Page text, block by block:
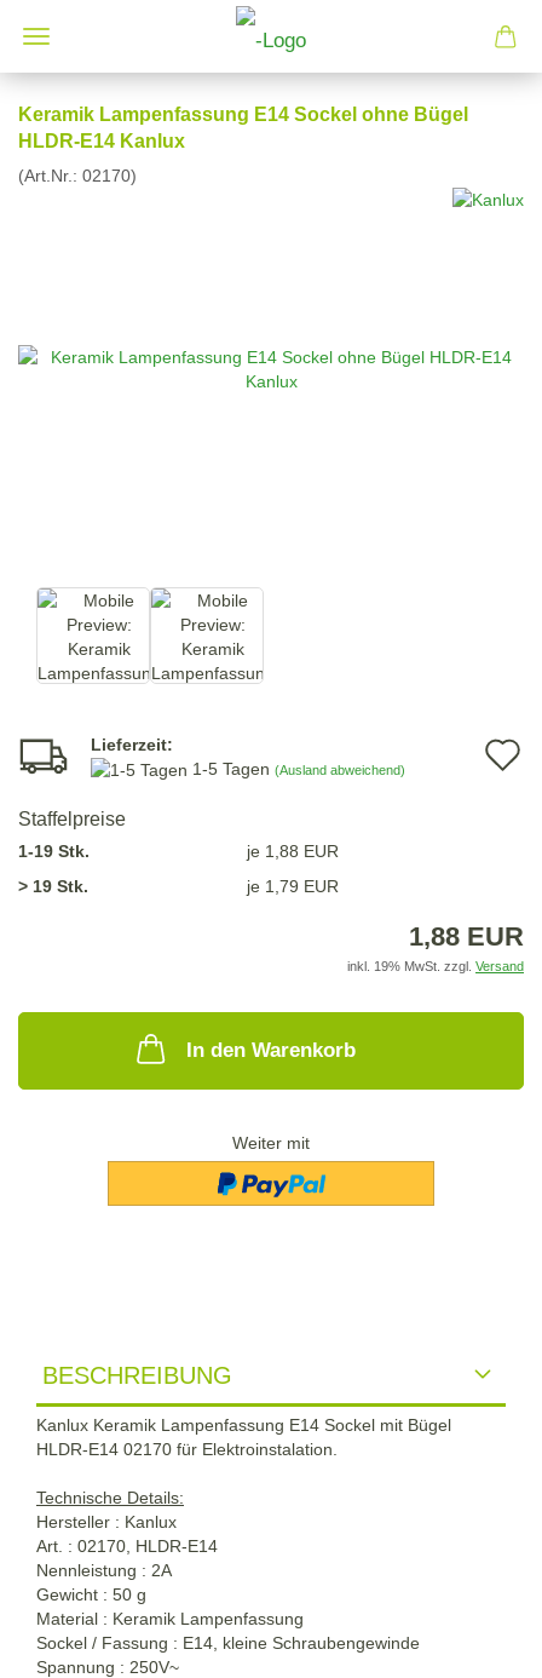
Keramik Lampenfassung E14 Sockel ohne Bügel
HLDR-E14 Kanlux
(Art.Nr.: 02170)
Lieferzeit:
1-5 Tagen (Ausland abweichend)
Staffelpreise
1-19 Stk.
je 1,88 EUR
> 19 Stk.
je 1,79 EUR
1,88 EUR
inkl. 19% MwSt. zzgl. Versand
In den Warenkorb
Weiter mit
BESCHREIBUNG
Kanlux Keramik Lampenfassung E14 Sockel mit Bügel
HLDR-E14 02170 für Elektroinstalation.
Technische Details:
Hersteller : Kanlux
Art. : 02170, HLDR-E14
Nennleistung : 2A
Gewicht : 50 g
Material : Keramik Lampenfassung
Sockel / Fassung : E14, kleine Schraubengewinde
Spannung : 250V~